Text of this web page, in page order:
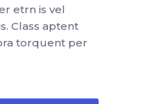
etrn is vel
Class aptent
torquent per